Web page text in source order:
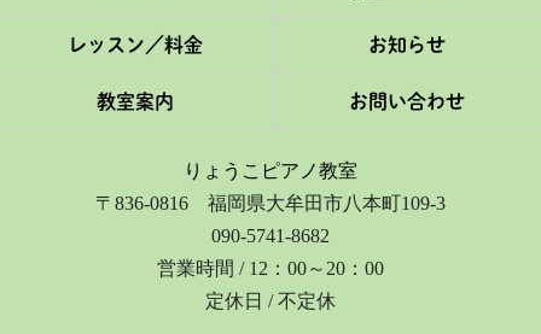
レッスン／料金 お知らせ
教室案内 お問い合わせ
りょうこピアノ教室
〒836-0816 福岡県大牟田市八本町109-3
090-5741-8682
営業時間 / 12：00～20：00
定休日 / 不定休